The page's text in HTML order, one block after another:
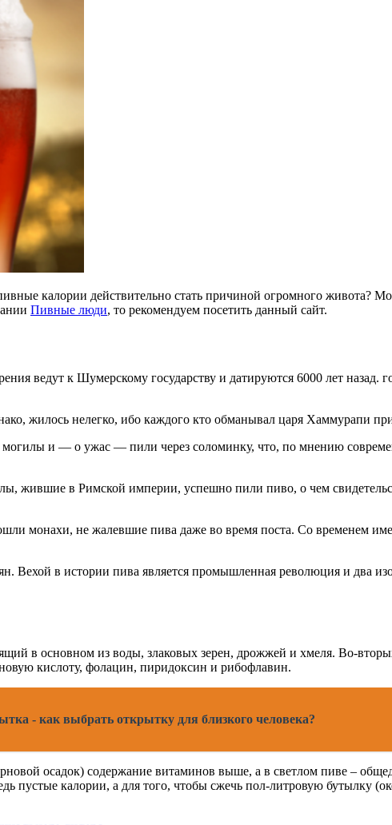
калории действительно стать причиной огромного живота?
Пивные люди, то рекомендуем посетить данный сайт.
ведут к Шумерскому государству и датируются 6000 лет
жилось нелегко, ибо каждого кто обманывал царя Хаммурапи
и — о ужас — пили через соломинку, что, по мнению
жившие в Римской империи, успешно пили пиво, о чем
монахи, не жалевшие пива даже во время поста. Со временем
Вехой в истории пива является промышленная революция и два
в основном из воды, злаковых зерен, дрожжей и хмеля. Во-
кислоту, фолацин, пиридоксин и рибофлавин.
- как выбрать открытку для близкого человека?
осадок) содержание витаминов выше, а в светлом пиве –
пустые калории, а для того, чтобы сжечь пол-литровую бутылку